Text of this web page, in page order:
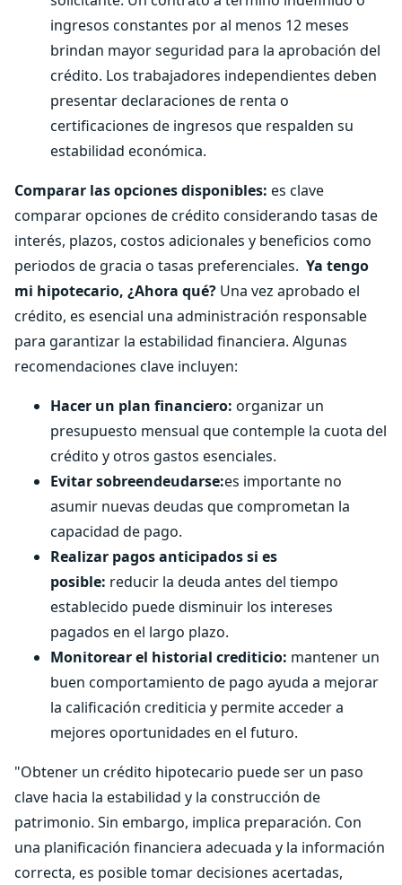
ingresos constantes por al menos 12 meses
brindan mayor seguridad para la aprobación del
crédito. Los trabajadores independientes deben
presentar declaraciones de renta o
certificaciones de ingresos que respalden su
estabilidad económica.
Comparar las opciones disponibles: es clave
comparar opciones de crédito considerando tasas de
interés, plazos, costos adicionales y beneficios como
periodos de gracia o tasas preferenciales. Ya tengo
mi hipotecario, ¿Ahora qué? Una vez aprobado el
crédito, es esencial una administración responsable
para garantizar la estabilidad financiera. Algunas
recomendaciones clave incluyen:
Hacer un plan financiero: organizar un
presupuesto mensual que contemple la cuota del
crédito y otros gastos esenciales.
Evitar sobreendeudarse:es importante no
asumir nuevas deudas que comprometan la
capacidad de pago.
Realizar pagos anticipados si es
posible: reducir la deuda antes del tiempo
establecido puede disminuir los intereses
pagados en el largo plazo.
Monitorear el historial crediticio: mantener un
buen comportamiento de pago ayuda a mejorar
la calificación crediticia y permite acceder a
mejores oportunidades en el futuro.
"Obtener un crédito hipotecario puede ser un paso
clave hacia la estabilidad y la construcción de
patrimonio. Sin embargo, implica preparación. Con
una planificación financiera adecuada y la información
correcta, es posible tomar decisiones acertadas,